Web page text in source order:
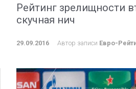
Рейтинг зрелищности
скучная нич
29.09.2016 Автор записи Евро-